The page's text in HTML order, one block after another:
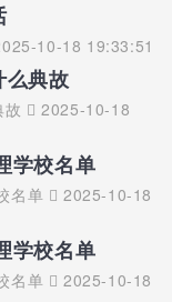
10-18 19:33:51
么典故
故
2025-10-18
学校名单
名单
2025-10-18
学校名单
名单
2025-10-18